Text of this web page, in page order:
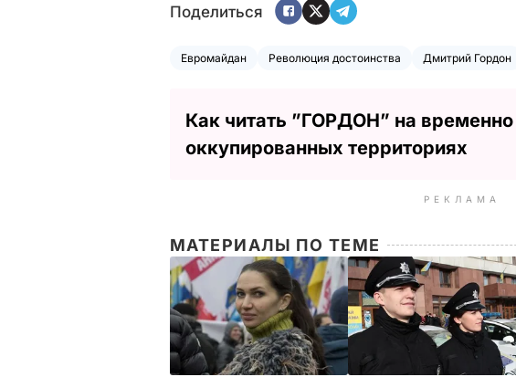
Поделиться
Евромайдан Революция достоинства Дмитрий Гордон
Как читать ”ГОРДОН” на временно
оккупированных территориях
РЕКЛАМА
МАТЕРИАЛЫ ПО ТЕМЕ